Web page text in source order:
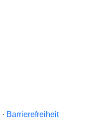
· Barrierefreiheit